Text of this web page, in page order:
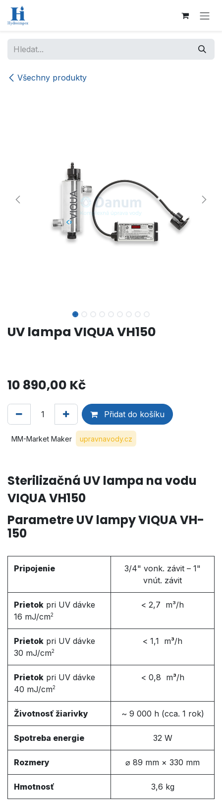
Přejít na obsah
Všechny produkty
UV lampa VIQUA VH150
10 890,00 Kč
Přidat do košíku
MM-Market Maker upravnavody.cz
Sterilizačná UV lampa na vodu
VIQUA VH150
Parametre UV lampy VIQUA VH-
150
Pripojenie
3/4" vonk. závit – 1"
vnút. závit
Prietok pri UV dávke
16 mJ/cm2
< 2,7 m³/h
Prietok pri UV dávke
30 mJ/cm2
< 1,1 m³/h
Prietok pri UV dávke
40 mJ/cm2
< 0,8 m³/h
Životnosť žiarivky ~ 9 000 h (cca. 1 rok)
Spotreba energie 32 W
Rozmery ⌀ 89 mm × 330 mm
Hmotnosť 3,6 kg